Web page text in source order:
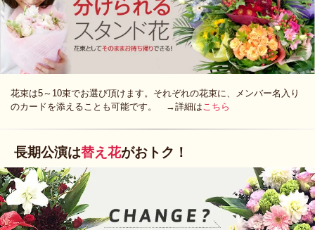
花束は5～10束でお選び頂けます。それぞれの花束に、メンバー名入り
のカードを添えることも可能です。 →詳細はこちら
長期公演は替え花がおトク！